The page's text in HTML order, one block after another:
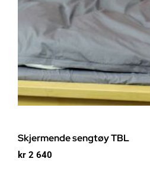
Skjermende sengtøy TBL
kr 2 640